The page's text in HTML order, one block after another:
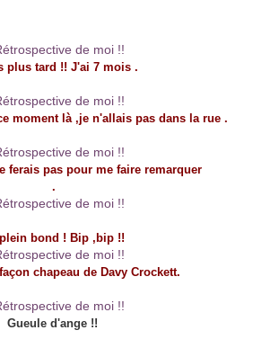
plus tard !! J'ai 7 mois .
moment là ,je n'allais pas dans la rue .
ferais pas pour me faire remarquer
.
bond ! Bip ,bip !!
chapeau de Davy Crockett.
Gueule d'ange !!